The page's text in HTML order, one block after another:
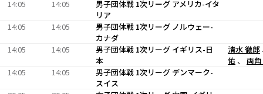
14:05
14:05
男子団体戦 1次リーグ アメリカ-イタ
リア
14:05
14:05
男子団体戦 1次リーグ ノルウェー-
カナダ
14:05
14:05
男子団体戦 1次リーグ イギリス-日
本
清水 徹郎
佑 、 両
14:05
14:05
男子団体戦 1次リーグ デンマーク-
スイス